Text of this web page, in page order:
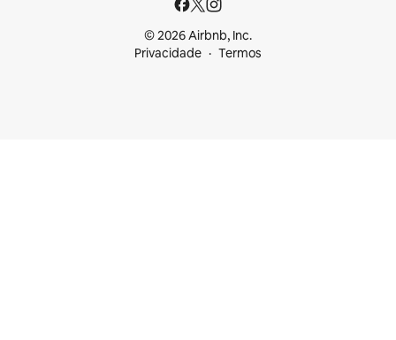
© 2026 Airbnb, Inc.
Privacidade
Termos